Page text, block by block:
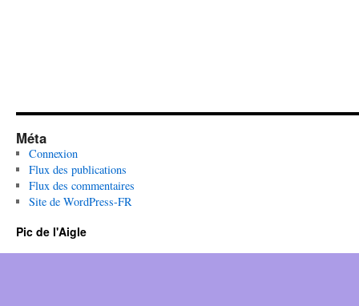
Méta
Connexion
Flux des publications
Flux des commentaires
Site de WordPress-FR
Pic de l'Aigle